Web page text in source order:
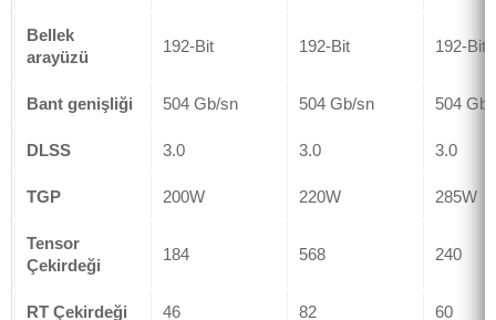
Bellek
arayüzü
192-Bit 192-Bit 192-Bit
Bant genişliği 504 Gb/sn 504 Gb/sn 504
DLSS 3.0 3.0 3.0
TGP 200W 220W 285W
Tensor
Çekirdeği
184 568 240
RT Çekirdeği 46 82 60